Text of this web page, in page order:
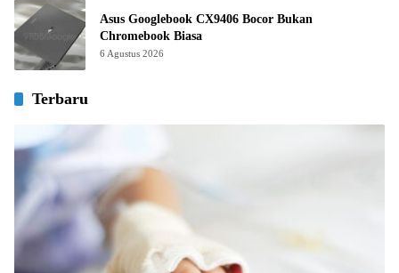
Asus Googlebook CX9406 Bocor Bukan
Chromebook Biasa
6 Agustus 2026
Terbaru